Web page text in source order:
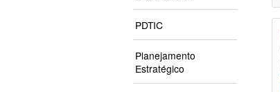
PDTIC
Planejamento
Estratégico